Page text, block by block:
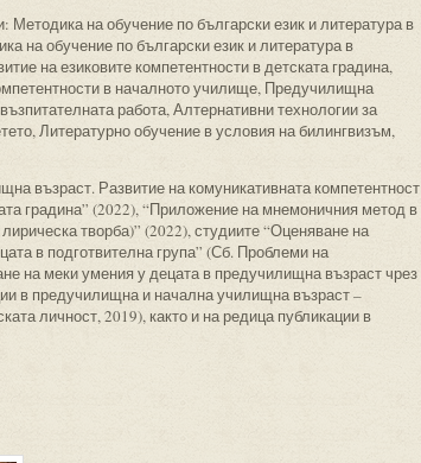
Методика на обучение по български език и литература в
на обучение по български език и литература в
на езиковите компетентности в детската градина,
в началното училище, Предучилищна
работа, Алтернативни технологии за
Литературно обучение в условия на билингвизъм,
възраст. Развитие на комуникативната компетентност
градина” (2022), “Приложение на мнемоничния метод в
творба)” (2022), студиите “Оценяване на
в подготвителна група” (Сб. Проблеми на
на меки умения у децата в предучилищна възраст чрез
в предучилищна и начална училищна възраст –
личност, 2019), както и на редица публикации в